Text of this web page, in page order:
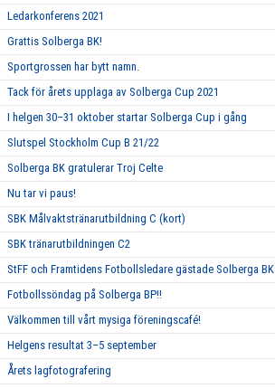
Ledarkonferens 2021
Grattis Solberga BK!
Sportgrossen har bytt namn.
Tack för årets upplaga av Solberga Cup 2021
I helgen 30–31 oktober startar Solberga Cup i gång
Slutspel Stockholm Cup B 21/22
Solberga BK gratulerar Troj Celte
Nu tar vi paus!
SBK Målvaktstränarutbildning C (kort)
SBK tränarutbildningen C2
StFF och Framtidens Fotbollsledare gästade Solberga BK
Fotbollssöndag på Solberga BP!!
Välkommen till vårt mysiga föreningscafé!
Helgens resultat 3–5 september
Årets lagfotografering